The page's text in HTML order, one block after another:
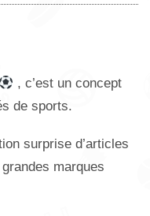
, c’est un concept
de sports.
surprise d’articles
marques